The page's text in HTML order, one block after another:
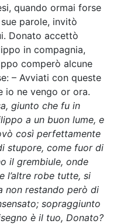
quando ormai forse
parole, invitò
Donato accettò
in compagnia,
comperò alcune
– Avviati con queste
io ne vengo or ora.
giunto che fu in
a un buon lume, e
così perfettamente
stupore, come fuor di
il grembiule, onde
l’altre robe tutte, si
non restando però di
sopraggiunto
è il tuo, Donato?